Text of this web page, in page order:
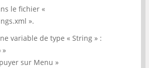
le fichier «
».
variable de type « String » :
sur Menu »